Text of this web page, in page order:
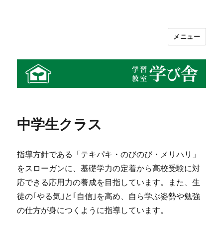
メニュー
中学生クラス
指導方針である「テキパキ・のびのび・メリハリ」
をスローガンに、基礎学力の定着から高校受験に対
応できる応用力の養成を目指しています。また、生
徒の｢やる気｣と｢自信｣を高め、自ら学ぶ姿勢や勉強
の仕方が身につくように指導しています。